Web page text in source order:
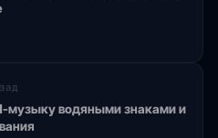
музыку водяными знаками и